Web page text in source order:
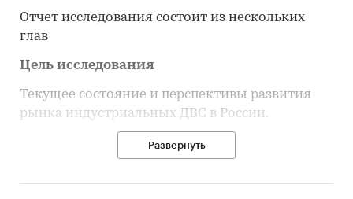
Отчет исследования состоит из нескольких
глав
Цель исследования
Текущее состояние и перспективы развития
рынка индустриальных ДВС в России.
Задачи исследованияРазвернуть